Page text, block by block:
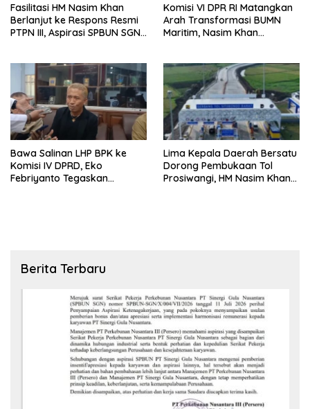
Fasilitasi HM Nasim Khan
Berlanjut ke Respons Resmi
PTPN III, Aspirasi SPBUN SGN
Direksi
Komisi VI DPR RI Matangkan
Arah Transformasi BUMN
Maritim, Nasim Khan
Bawa Salinan LHP BPK ke
Komisi IV DPRD, Eko
Febriyanto Tegaskan
Lima Kepala Daerah Bersatu
Dorong Pembukaan Tol
Prosiwangi, HM Nasim Khan
Berita Terbaru